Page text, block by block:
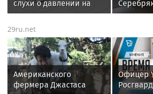
слухи о давлении на
Шурыгину в СИЗО
29ru.net
Американского
фермера Джастаса
Офицер